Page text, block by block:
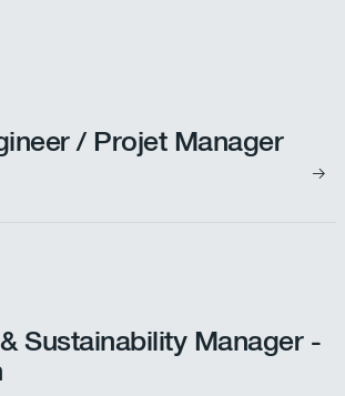
/ Projet Manager
Sustainability Manager -